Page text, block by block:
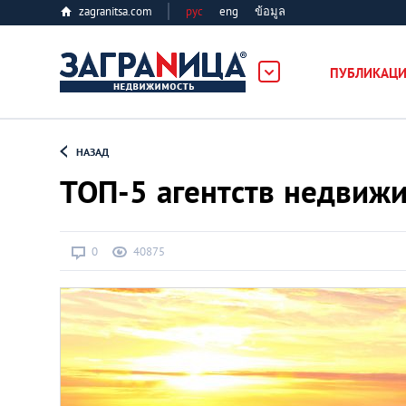
zagranitsa.com рус eng ข้อมูล
Все города
Алматы
Астана
НАЗАД
ТОП-5 агентств
0 40875